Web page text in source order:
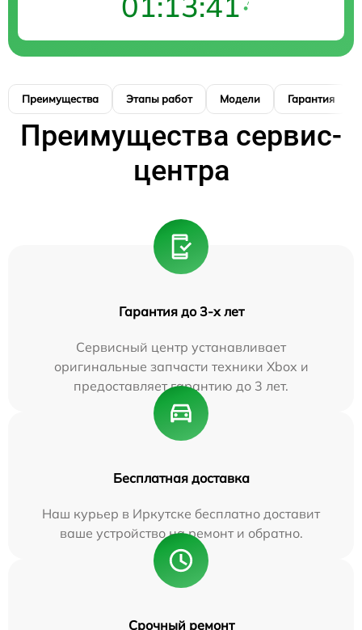
Преимущества Этапы работ Модели Гарантия
Преимущества сервис-
центра
Гарантия до 3-х лет
Сервисный центр устанавливает
оригинальные запчасти техники Xbox и
предоставляет гарантию до 3 лет.
Бесплатная доставка
Наш курьер в Иркутске бесплатно доставит
ваше устройство на ремонт и обратно.
Срочный ремонт